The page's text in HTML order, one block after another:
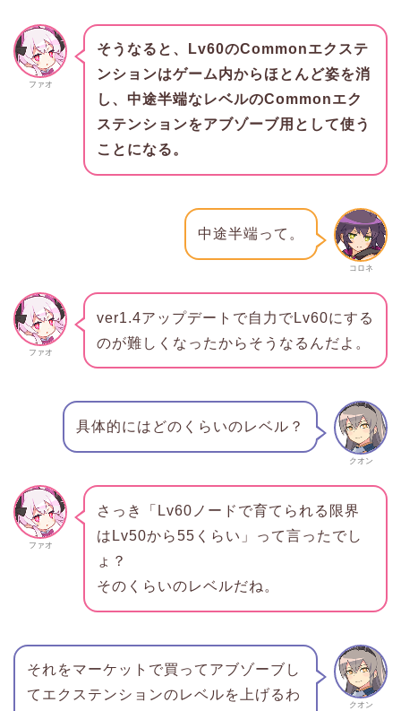
ファオ
そうなると、Lv60のCommonエクステ
ンションはゲーム内からほとんど姿を消
し、中途半端なレベルのCommonエク
ステンションをアブゾーブ用として使う
ことになる。
コロネ
中途半端って。
ファオ
ver1.4アップデートで自力でLv60にする
のが難しくなったからそうなるんだよ。
クオン
具体的にはどのくらいのレベル？
ファオ
さっき「Lv60ノードで育てられる限界
はLv50から55くらい」って言ったでし
ょ？
そのくらいのレベルだね。
クオン
それをマーケットで買ってアブゾーブし
てエクステンションのレベルを上げるわ